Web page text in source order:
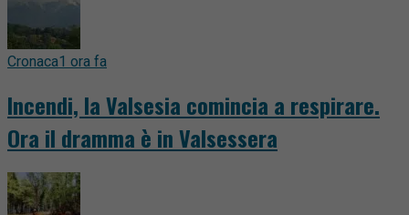
Cronaca1 ora fa
Incendi, la Valsesia comincia a respirare.
Ora il dramma è in Valsessera